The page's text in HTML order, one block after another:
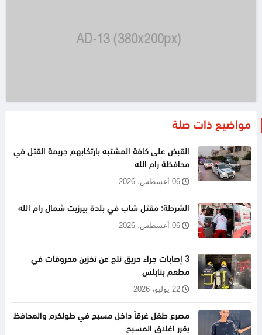
مواضيع ذات صلة
القبض على كافة المشتبه بارتكابهم جريمة القتل في
محافظة رام الله
06 أغسطس، 2026
الشرطة: مقتل شاب في بلدة بيرزيت شمال رام الله
06 أغسطس، 2026
3 إصابات جراء حريق نتج عن تخزين محروقات في
مطعم بنابلس
22 يوليو، 2026
مصرع طفل غرقاً داخل مسبح في طولكرم والمحافظ
يقرر اغلاق المسبح